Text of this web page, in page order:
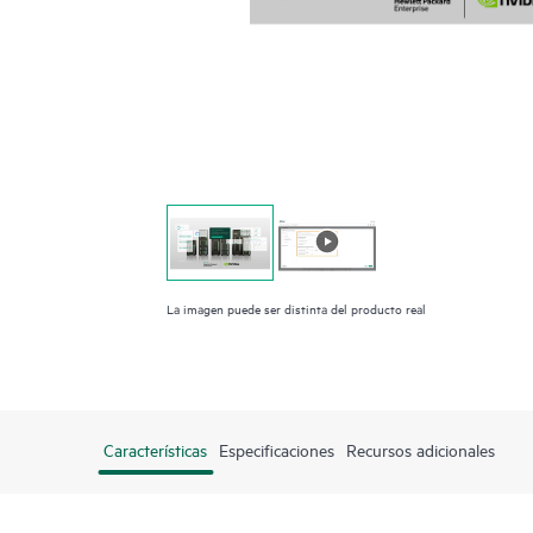
La imagen puede ser distinta del producto real
Características Especificaciones Recursos adicionales